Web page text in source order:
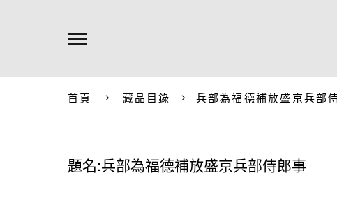
首頁 藏品目錄 兵部為福德補放盛京兵部
題名:兵部為福德補放盛京兵部侍郎事